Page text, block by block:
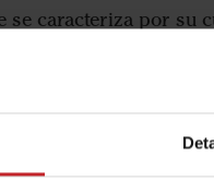
se caracteriza por
del suelo, lo que
Por lo tanto, las
puntas Swift 400-
punta en la gama